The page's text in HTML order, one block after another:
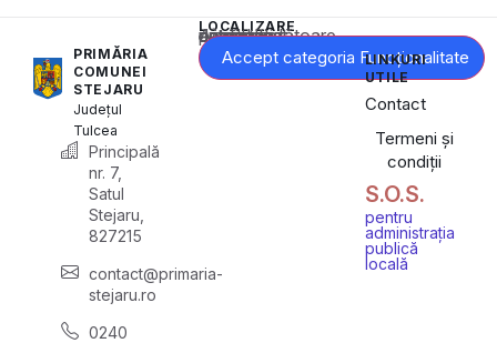
PRIMĂRIA
COMUNEI
STEJARU
Județul
Tulcea
Principală
nr. 7,
Satul
Stejaru,
827215
contact@primaria-
stejaru.ro
0240
LOCALIZARE
Acest conținut este blocat până când acceptați categoria corespunzătoare de cookie-uri.
Accept categoria Funcționalitate
LINKURI
UTILE
Contact
Termeni și
condiții
S.O.S.
pentru
administrația
publică
locală